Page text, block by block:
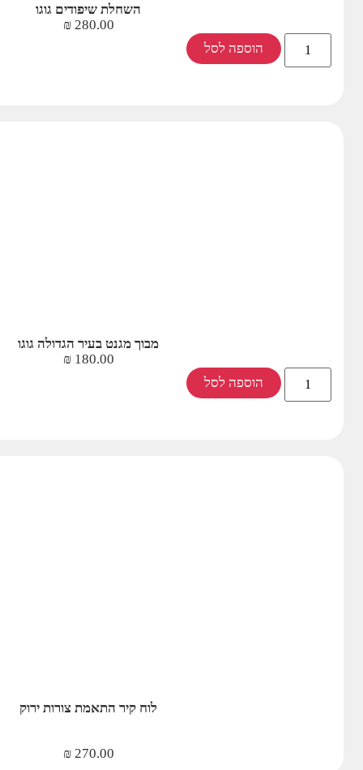
השחלת שיפודים גוגו
280.00
₪
הוספה לסל
מבוך מגנט בעיר הגדולה גוגו
180.00
₪
הוספה לסל
לוח קיר התאמת צורות ירוק
270.00
₪